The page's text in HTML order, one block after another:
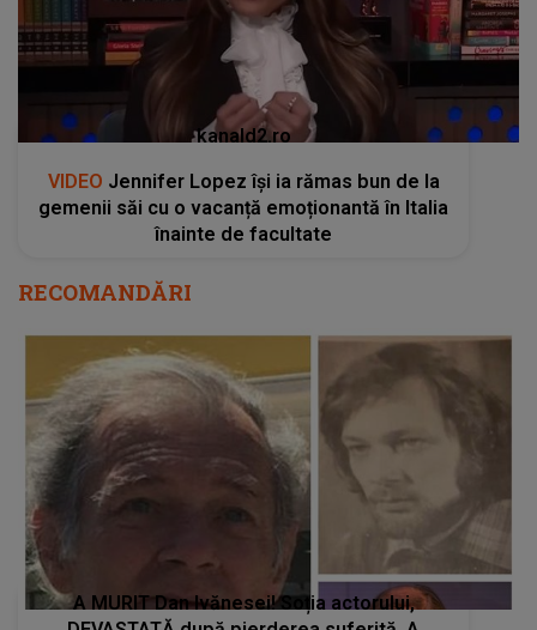
kanald2.ro
VIDEO Jennifer Lopez își ia rămas bun de la
gemenii săi cu o vacanță emoționantă în Italia
înainte de facultate
RECOMANDĂRI
A MURIT Dan Ivănesei! Soția actorului,